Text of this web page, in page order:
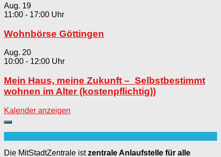
Aug. 19
11:00 - 17:00
Wohnbörse Göttingen
Aug. 20
10:00 - 12:00
Mein Haus, meine Zukunft – Selbstbestimmt
wohnen im Alter (kostenpflichtig))
Kalender anzeigen
Die MitStadtZentrale istzentrale Anlaufstelle für alle